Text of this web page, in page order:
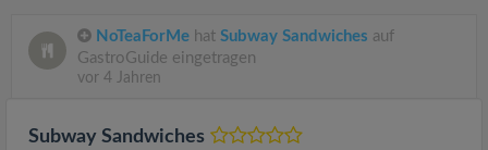
NoTeaForMe hat Subway Sandwiches auf
GastroGuide eingetragen
vor 4 Jahren
Subway Sandwiches